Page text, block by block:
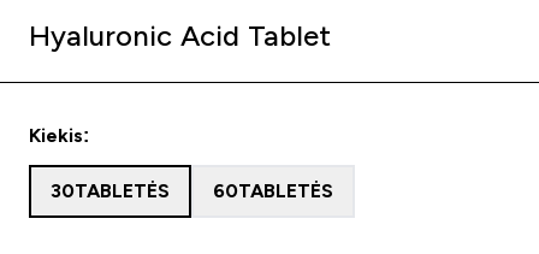
Hyaluronic Acid Tablet
Kiekis:
30TABLETĖS 60TABLETĖS